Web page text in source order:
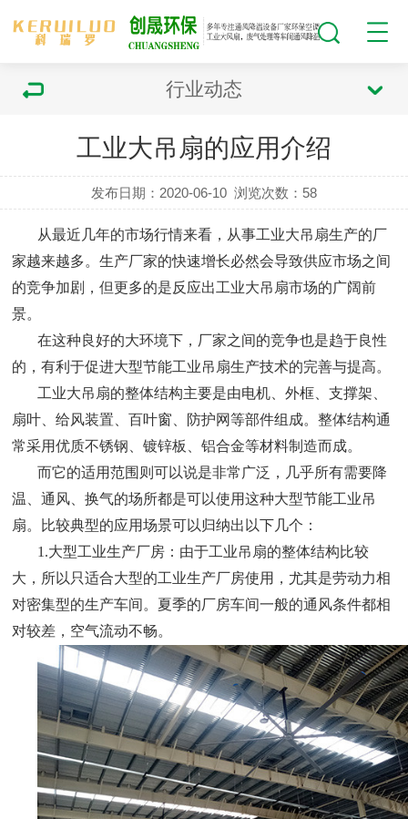
行业动态
工业大吊扇的应用介绍
发布日期：2020-06-10 浏览次数： 58
从最近几年的市场行情来看，从事工业大吊扇生产的厂
家越来越多。生产厂家的快速增长必然会导致供应市场之间
的竞争加剧，但更多的是反应出工业大吊扇市场的广阔前
景。
在这种良好的大环境下，厂家之间的竞争也是趋于良性
的，有利于促进大型节能工业吊扇生产技术的完善与提高。
工业大吊扇的整体结构主要是由电机、外框、支撑架、
扇叶、给风装置、百叶窗、防护网等部件组成。整体结构通
常采用优质不锈钢、镀锌板、铝合金等材料制造而成。
而它的适用范围则可以说是非常广泛，几乎所有需要降
温、通风、换气的场所都是可以使用这种大型节能工业吊
扇。比较典型的应用场景可以归纳出以下几个：
1.大型工业生产厂房：由于工业吊扇的整体结构比较
大，所以只适合大型的工业生产厂房使用，尤其是劳动力相
对密集型的生产车间。夏季的厂房车间一般的通风条件都相
对较差，空气流动不畅。